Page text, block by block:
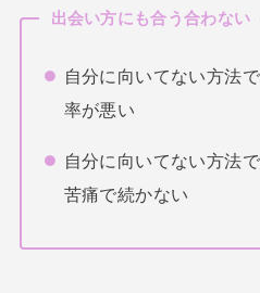
出会い方にも合う合わない
自分に向いてない方法
率が悪い
自分に向いてない方法
苦痛で続かない